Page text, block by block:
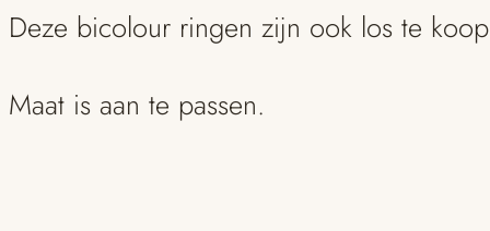
Deze bicolour ringen zijn ook los te
Maat is aan te passen.